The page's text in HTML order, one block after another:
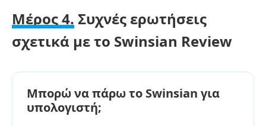
Μέρος 4. Συχνές ερωτήσεις
σχετικά με το Swinsian Review
Μπορώ να πάρω το Swinsian για
υπολογιστή;